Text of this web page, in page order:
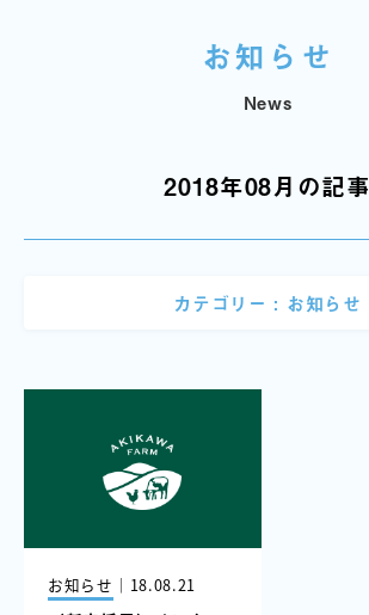
お知らせ
News
2018年08月の記事
カテゴリー : お知らせ
お知らせ ｜ 18.08.21